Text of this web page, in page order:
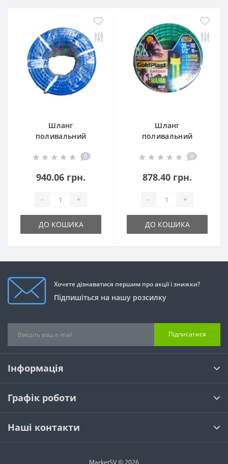
Шланг
поливальний
Хвиля» 1/2" (50 м)
0
940.06 грн.
- +
ДО КОШИКА
Шланг
поливальний
1/2" (30 м)
0
878.40 грн.
- +
ДО КОШИКА
Хочете дізнаватися першим про акції і знижки?
Підпишіться на нашу розсилку
Підписатися
Інформація
Графік роботи
Наші контакти
MarketSV © 2026